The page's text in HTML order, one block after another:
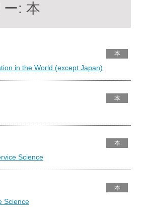
ー: 本
本
in the World (except Japan)
本
本
Science
本
Science